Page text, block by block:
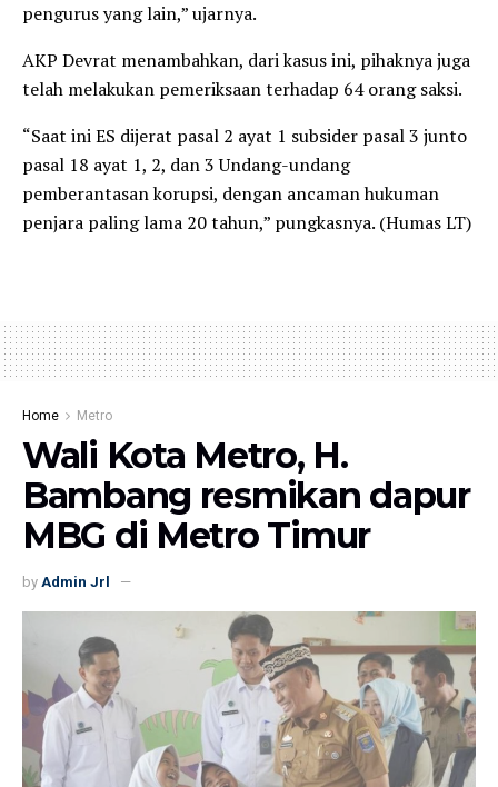
pengurus yang lain,” ujarnya.
AKP Devrat menambahkan, dari kasus ini, pihaknya juga
telah melakukan pemeriksaan terhadap 64 orang saksi.
“Saat ini ES dijerat pasal 2 ayat 1 subsider pasal 3 junto
pasal 18 ayat 1, 2, dan 3 Undang-undang
pemberantasan korupsi, dengan ancaman hukuman
penjara paling lama 20 tahun,” pungkasnya. (Humas LT)
Home Metro
Wali Kota Metro, H.
Bambang resmikan dapur
MBG di Metro Timur
by Admin Jrl